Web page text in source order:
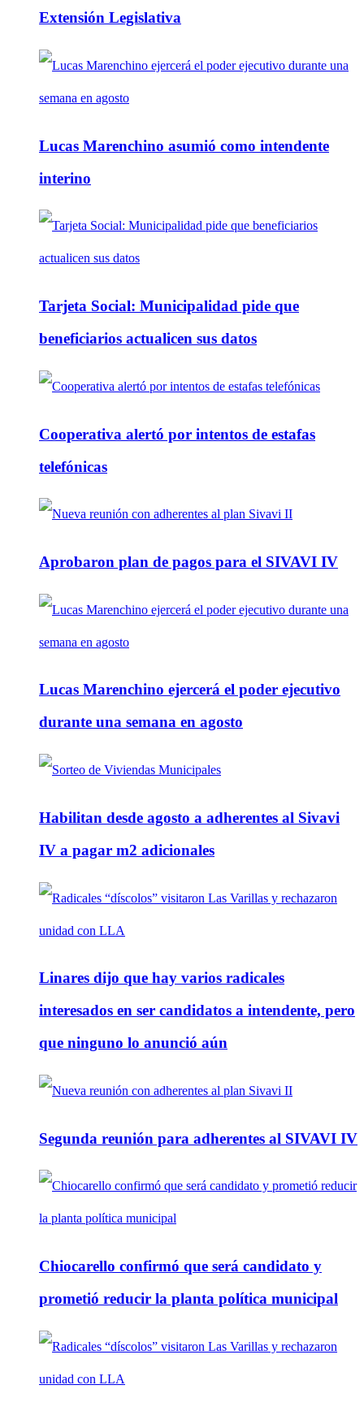
Extensión Legislativa
Lucas Marenchino asumió como intendente
interino
Tarjeta Social: Municipalidad pide que
beneficiarios actualicen sus datos
Cooperativa alertó por intentos de estafas
telefónicas
Aprobaron plan de pagos para el SIVAVI IV
Lucas Marenchino ejercerá el poder ejecutivo
durante una semana en agosto
Habilitan desde agosto a adherentes al Sivavi
IV a pagar m2 adicionales
Linares dijo que hay varios radicales
interesados en ser candidatos a intendente, pero
que ninguno lo anunció aún
Segunda reunión para adherentes al SIVAVI IV
Chiocarello confirmó que será candidato y
prometió reducir la planta política municipal